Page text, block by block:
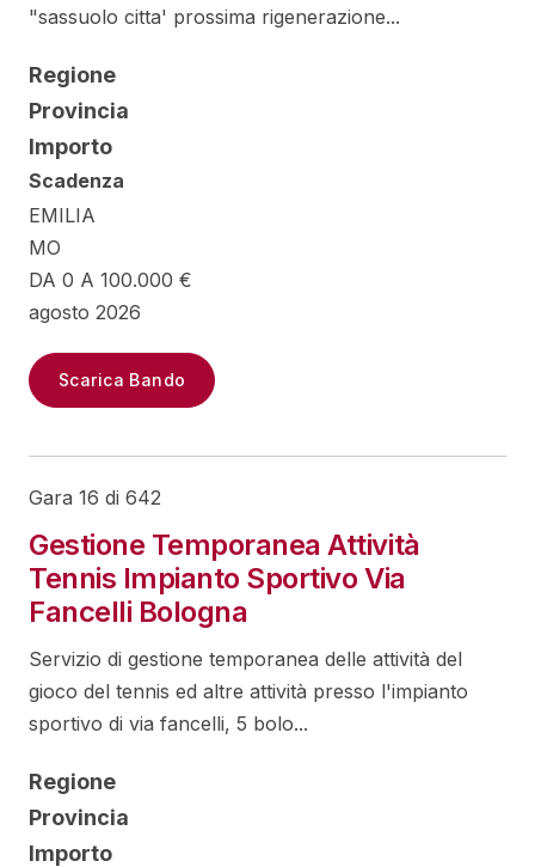
"sassuolo citta' prossima rigenerazione...
Regione
Provincia
Importo
Scadenza
EMILIA
MO
DA 0 A 100.000 €
agosto 2026
Scarica Bando
Gara 16 di 642
Gestione Temporanea Attività
Tennis Impianto Sportivo Via
Fancelli Bologna
Servizio di gestione temporanea delle attività del
gioco del tennis ed altre attività presso l'impianto
sportivo di via fancelli, 5 bolo...
Regione
Provincia
Importo